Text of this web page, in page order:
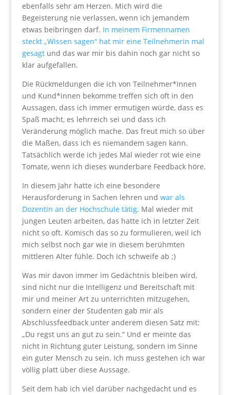
ebenfalls sehr am Herzen. Mich wird die
Begeisterung nie verlassen, wenn ich jemandem
etwas beibringen darf. In meinem Firmennamen
steckt „Wissen sagen“ hat mir eine Teilnehmerin mal
gesagtund das war mir bis dahin noch gar nicht so
klar aufgefallen.
Die Rückmeldungen die ich von Teilnehmer*innen
und Kund*innen bekomme treffen sich oft in den
Aussagen, dass ich immer ermutigen würde, dass es
Spaß macht, es lehrreich sei und dass ich
Veränderung möglich mache. Das freut mich so über
die Maßen, dass ich es niemandem sagen kann.
Tatsächlich werde ich jedes Mal wieder rot wie eine
Tomate, wenn ich dieses wunderbare Feedback höre.
In diesem Jahr hatte ich eine besondere
Herausforderung in Sachen lehren und war als
Dozentin an der Hochschule tätig. Mal wieder mit
jungen Leuten arbeiten, das hatte ich in letzter Zeit
nicht so oft. Komisch das so zu formulieren, weil ich
mich selbst noch gar wie in diesem berühmten
mittleren Alter fühle. Doch ich schweife ab ;)
Was mir davon immer im Gedächtnis bleiben wird,
sind nicht nur die Intelligenz und Bereitschaft mit
mir und meiner Art zu unterrichten mitzugehen,
sondern einer der Studenten gab mir als
Abschlussfeedback unter anderem diesen Satz mit:
„Du regst uns an gut zu sein.“ Und er meinte das
nicht in Richtung guter Leistung, sondern im Sinne
ein guter Mensch zu sein. Ich muss gestehen ich war
völlig platt über diese Aussage.
Seit dem hab ich viel darüber nachgedacht und es